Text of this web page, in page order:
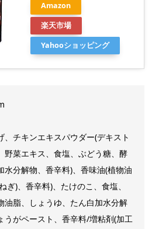
Amazon
楽天市場
Yahooショッピング
、チキンエキスパウダー(デキスト
野菜エキス、食塩、ぶどう糖、酵
水分解物、香辛料)、香味油(植物油
ぎ)、香辛料)、たけのこ、食塩、
油脂、しょうゆ、たん白加水分解
うがペースト、香辛料/増粘剤(加工